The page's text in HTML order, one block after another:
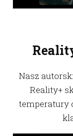
Nasz
Reality+
temperatury